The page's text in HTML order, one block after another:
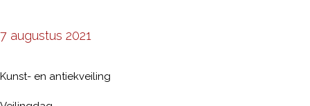
7 augustus 2021
Kunst- en antiekveiling